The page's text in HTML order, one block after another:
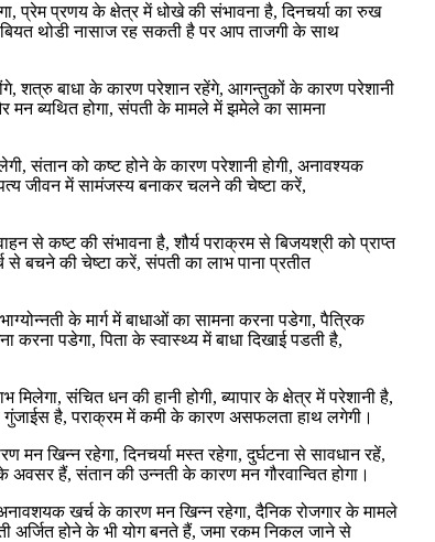
प्रेम प्रणय के क्षेत्र में धोखे की संभावना है, दिनचर्या का रुख
थोडी नासाज रह सकती है पर आप ताजगी के साथ
शत्रु बाधा के कारण परेशान रहेंगे, आगन्तुकों के कारण परेशानी
मन ब्यथित होगा, संपती के मामले में झमेले का सामना
संतान को कष्ट होने के कारण परेशानी होगी, अनावश्यक
जीवन में सामंजस्य बनाकर चलने की चेष्टा करें,
से कष्ट की संभावना है, शौर्य पराक्रम से बिजयश्री को प्राप्त
बचने की चेष्टा करें, संपती का लाभ पाना प्रतीत
के मार्ग में बाधाओं का सामना करना पडेगा, पैत्रिक
पडेगा, पिता के स्वास्थ्य में बाधा दिखाई पडती है,
संचित धन की हानी होगी, ब्यापार के क्षेत्र में परेशानी है,
है, पराक्रम में कमी के कारण असफलता हाथ लगेगी।
मन खिन्न रहेगा, दिनचर्या मस्त रहेगा, दुर्घटना से सावधान रहें,
हैं, संतान की उन्नती के कारण मन गौरवान्वित होगा।
खर्च के कारण मन खिन्न रहेगा, दैनिक रोजगार के मामले
होने के भी योग बनते हैं, जमा रकम निकल जाने से